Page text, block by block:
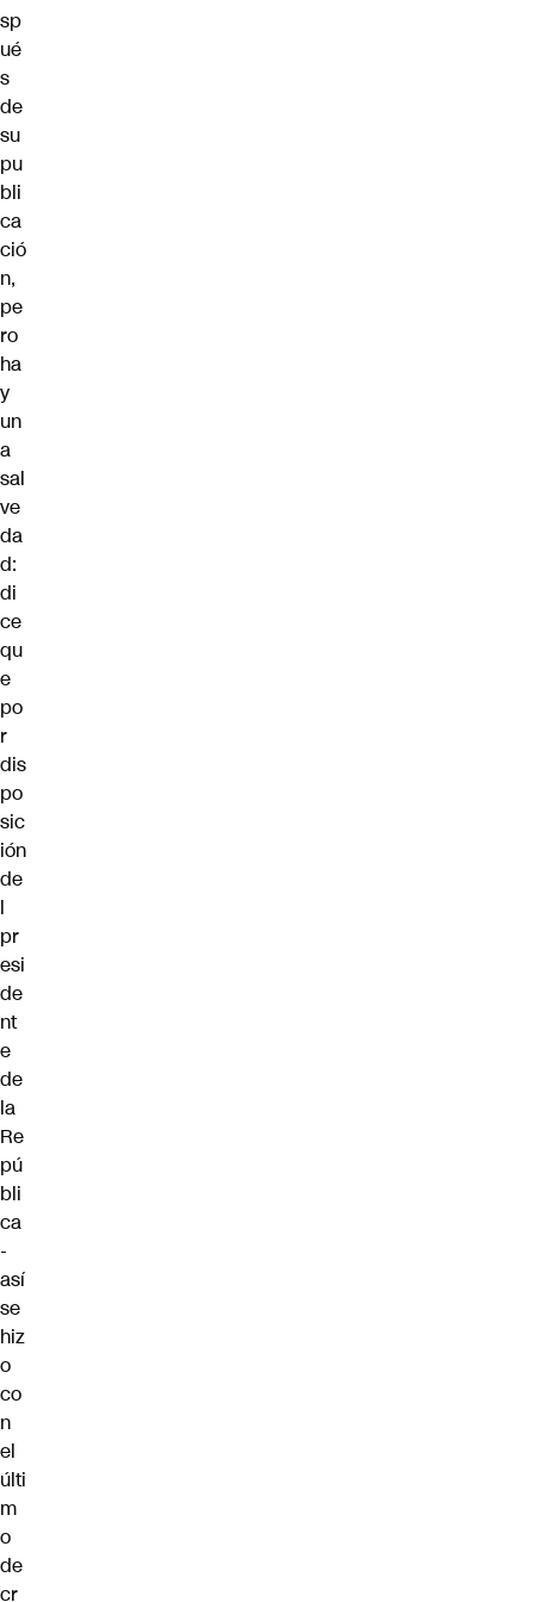
sp
ué
s
de
su
pu
bli
ca
ció
n,
pe
ro
ha
y
un
a
sal
ve
da
d:
di
ce
qu
e
po
r
dis
po
sic
ión
de
l
pr
esi
de
nt
e
de
la
Re
pú
bli
ca
-
así
se
hiz
o
co
n
el
últi
m
o
de
cr